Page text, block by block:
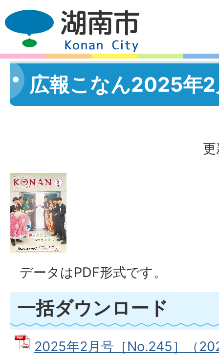
広報こなん2025年
データはPDF形式です。
一括ダウンロード
2025年2月号［No.245］（